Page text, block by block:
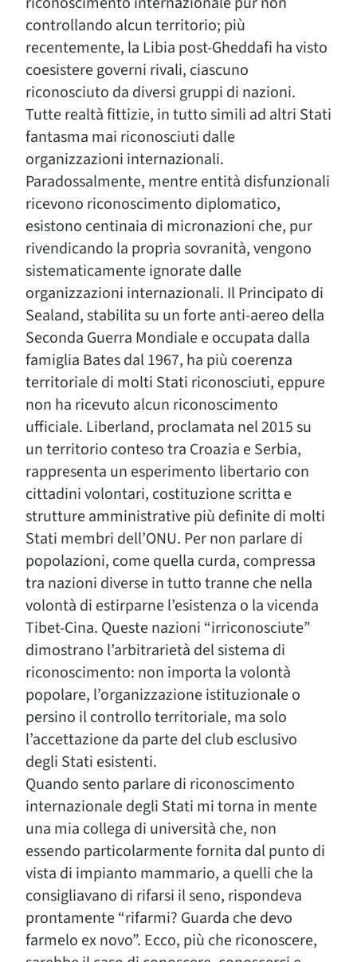
controllando alcun territorio; più
recentemente, la Libia post-Gheddafi ha visto
coesistere governi rivali, ciascuno
riconosciuto da diversi gruppi di nazioni.
Tutte realtà fittizie, in tutto simili ad altri Stati
fantasma mai riconosciuti dalle
organizzazioni internazionali.
Paradossalmente, mentre entità disfunzionali
ricevono riconoscimento diplomatico,
esistono centinaia di micronazioni che, pur
rivendicando la propria sovranità, vengono
sistematicamente ignorate dalle
organizzazioni internazionali. Il Principato di
Sealand, stabilita su un forte anti-aereo della
Seconda Guerra Mondiale e occupata dalla
famiglia Bates dal 1967, ha più coerenza
territoriale di molti Stati riconosciuti, eppure
non ha ricevuto alcun riconoscimento
ufficiale. Liberland, proclamata nel 2015 su
un territorio conteso tra Croazia e Serbia,
rappresenta un esperimento libertario con
cittadini volontari, costituzione scritta e
strutture amministrative più definite di molti
Stati membri dell’ONU. Per non parlare di
popolazioni, come quella curda, compressa
tra nazioni diverse in tutto tranne che nella
volontà di estirparne l’esistenza o la vicenda
Tibet-Cina. Queste nazioni “irriconosciute”
dimostrano l’arbitrarietà del sistema di
riconoscimento: non importa la volontà
popolare, l’organizzazione istituzionale o
persino il controllo territoriale, ma solo
l’accettazione da parte del club esclusivo
degli Stati esistenti.
Quando sento parlare di riconoscimento
internazionale degli Stati mi torna in mente
una mia collega di università che, non
essendo particolarmente fornita dal punto di
vista di impianto mammario, a quelli che la
consigliavano di rifarsi il seno, rispondeva
prontamente “rifarmi? Guarda che devo
farmelo ex novo”. Ecco, più che riconoscere,